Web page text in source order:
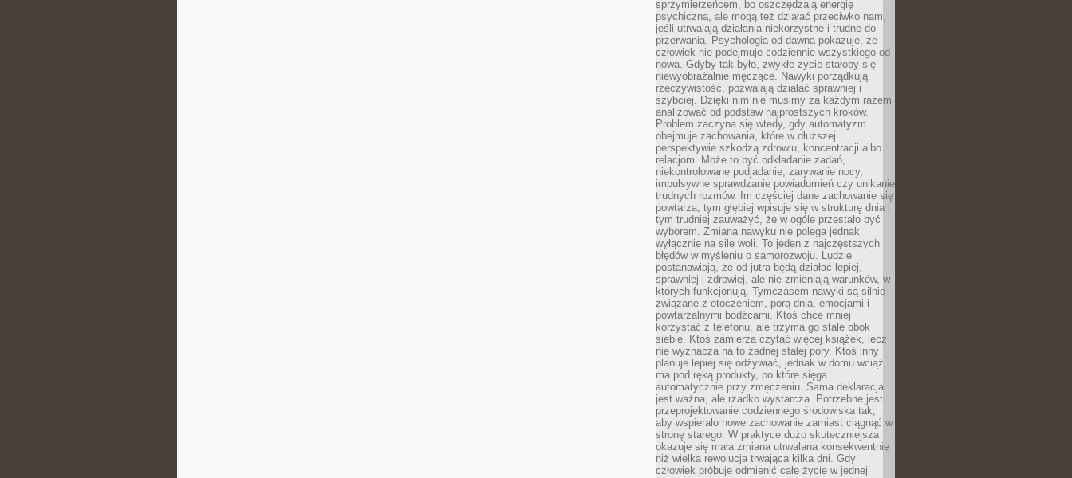
sprzymierzeńcem, bo oszczędzają energię
psychiczną, ale mogą też działać przeciwko nam,
jeśli utrwalają działania niekorzystne i trudne do
przerwania. Psychologia od dawna pokazuje, że
człowiek nie podejmuje codziennie wszystkiego od
nowa. Gdyby tak było, zwykłe życie stałoby się
niewyobrażalnie męczące. Nawyki porządkują
rzeczywistość, pozwalają działać sprawniej i
szybciej. Dzięki nim nie musimy za każdym razem
analizować od podstaw najprostszych kroków.
Problem zaczyna się wtedy, gdy automatyzm
obejmuje zachowania, które w dłuższej
perspektywie szkodzą zdrowiu, koncentracji albo
relacjom. Może to być odkładanie zadań,
niekontrolowane podjadanie, zarywanie nocy,
impulsywne sprawdzanie powiadomień czy unikanie
trudnych rozmów. Im częściej dane zachowanie się
powtarza, tym głębiej wpisuje się w strukturę dnia i
tym trudniej zauważyć, że w ogóle przestało być
wyborem. Zmiana nawyku nie polega jednak
wyłącznie na sile woli. To jeden z najczęstszych
błędów w myśleniu o samorozwoju. Ludzie
postanawiają, że od jutra będą działać lepiej,
sprawniej i zdrowiej, ale nie zmieniają warunków, w
których funkcjonują. Tymczasem nawyki są silnie
związane z otoczeniem, porą dnia, emocjami i
powtarzalnymi bodźcami. Ktoś chce mniej
korzystać z telefonu, ale trzyma go stale obok
siebie. Ktoś zamierza czytać więcej książek, lecz
nie wyznacza na to żadnej stałej pory. Ktoś inny
planuje lepiej się odżywiać, jednak w domu wciąż
ma pod ręką produkty, po które sięga
automatycznie przy zmęczeniu. Sama deklaracja
jest ważna, ale rzadko wystarcza. Potrzebne jest
przeprojektowanie codziennego środowiska tak,
aby wspierało nowe zachowanie zamiast ciągnąć w
stronę starego. W praktyce dużo skuteczniejsza
okazuje się mała zmiana utrwalana konsekwentnie
niż wielka rewolucja trwająca kilka dni. Gdy
człowiek próbuje odmienić całe życie w jednej